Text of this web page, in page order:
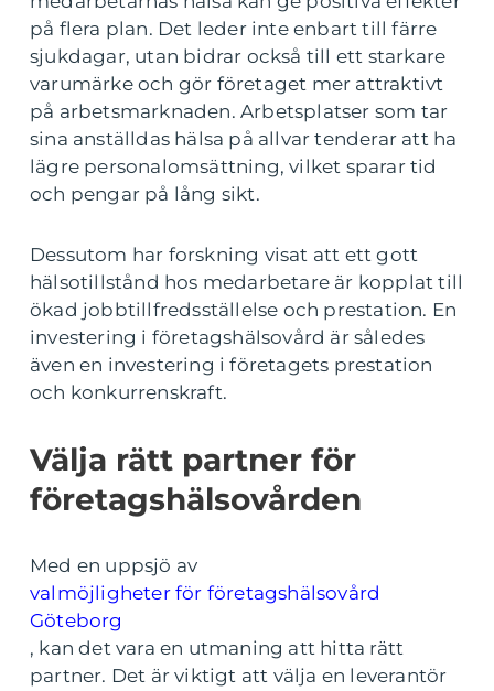
på flera plan. Det leder inte enbart till färre
sjukdagar, utan bidrar också till ett starkare
varumärke och gör företaget mer attraktivt
på arbetsmarknaden. Arbetsplatser som tar
sina anställdas hälsa på allvar tenderar att ha
lägre personalomsättning, vilket sparar tid
och pengar på lång sikt.
Dessutom har forskning visat att ett gott
hälsotillstånd hos medarbetare är kopplat till
ökad jobbtillfredsställelse och prestation. En
investering i företagshälsovård är således
även en investering i företagets prestation
och konkurrenskraft.
Välja rätt partner för
företagshälsovården
Med en uppsjö av
valmöjligheter för företagshälsovård
Göteborg
, kan det vara en utmaning att hitta rätt
partner. Det är viktigt att välja en leverantör